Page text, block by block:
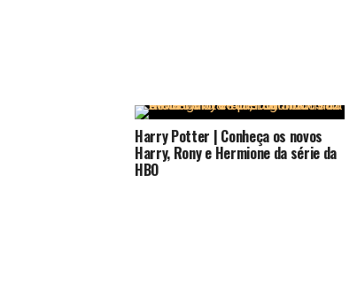
Harry Potter | Conheça os novos
Harry, Rony e Hermione da série da
HBO